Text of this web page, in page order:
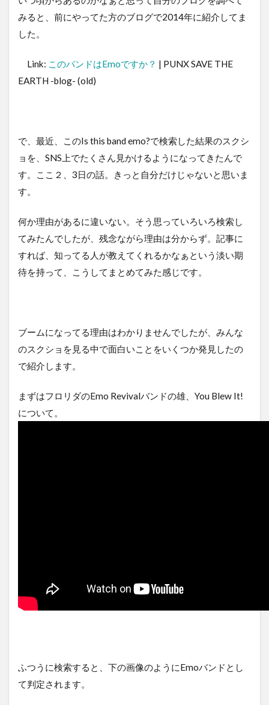
みると、前にやってた方のブログで2014年に紹介してま
した。
Link: このバンドはEmoですか？ | PUNX SAVE THE
EARTH -blog- (old)
で、最近、このIs this band emo?で検索した結果のスクシ
ョを、SNS上でたくさん見かけるようになってきたんで
す。ここ２、3日の話。きっと自分だけじゃないと思いま
す。
何か理由があるに違いない。そう思っていろいろ検索し
てみたんでしたが、残念ながら理由は分からず。記事に
すれば、知ってる人が教えてくれるかなぁという淡い期
待を持って、こうしてまとめてみた感じです。
ブームになってる理由はわかりませんでしたが、みんな
のスクショを見る中で面白いことをいくつか発見したの
で紹介します。
まずはフロリダのEmo Revivalバンドの雄、You Blew It!
について。
ふつうに検索すると、下の画像のようにEmoバンドとし
て判定されます。